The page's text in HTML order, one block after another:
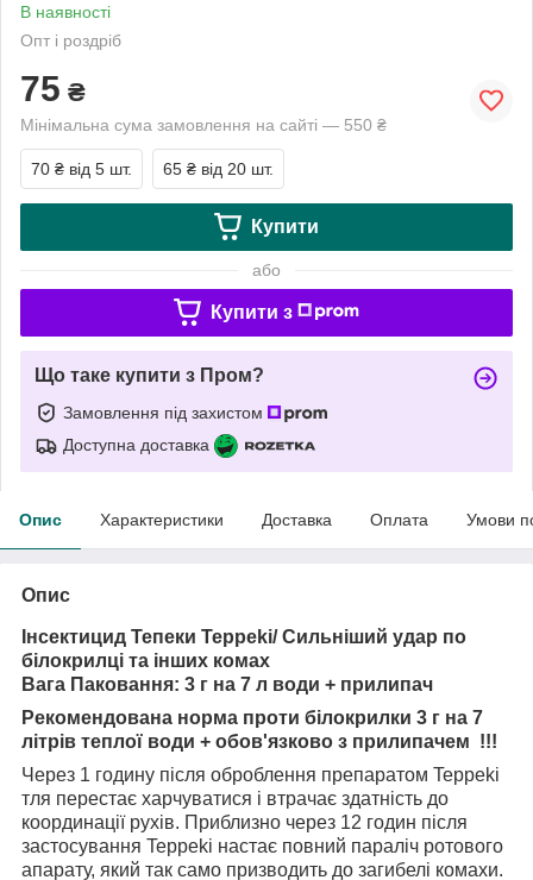
В наявності
Опт і роздріб
75 ₴
Мінімальна сума замовлення на сайті — 550 ₴
70 ₴ від 5 шт. 65 ₴ від 20 шт.
Купити
або
Купити з
Що таке купити з Пром?
Замовлення під захистом
Доступна доставка
Опис Характеристики Доставка Оплата Умови
Опис
Інсектицид Тепеки Teppeki/ Сильніший удар по
білокрилці та інших комах
Вага Паковання: 3 г на 7 л води + прилипач
Рекомендована норма проти білокрилки 3 г на 7
літрів теплої води + обов'язково з прилипачем !!!
Через 1 годину після оброблення препаратом Teppeki
тля перестає харчуватися і втрачає здатність до
координації рухів. Приблизно через 12 годин після
застосування Teppeki настає повний параліч ротового
апарату, який так само призводить до загибелі комахи.